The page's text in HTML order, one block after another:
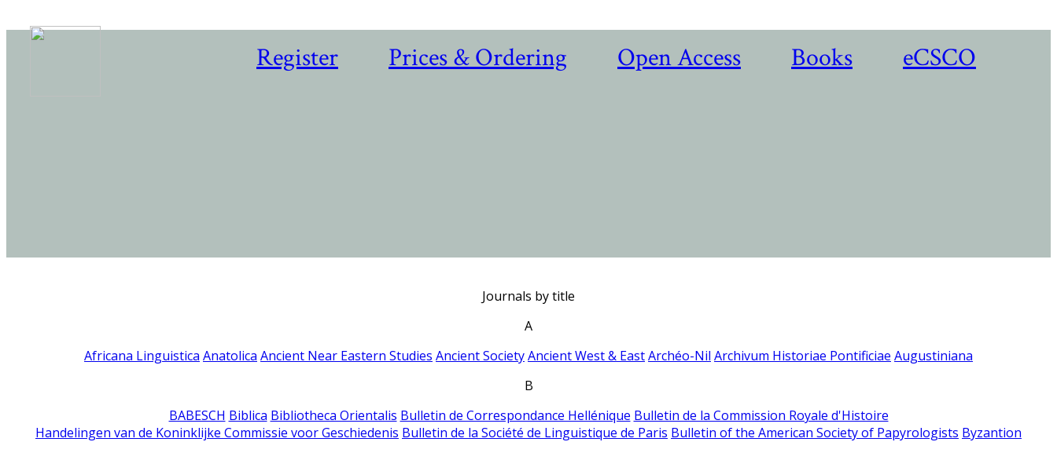
Register Prices & Ordering Open Access Books eCSCO
Journals by title
A
Africana Linguistica Anatolica Ancient Near Eastern Studies Ancient SocietyAncient West & EastArchéo-Nil Archivum Historiae Pontificiae Augustiniana
B
BABESCH Biblica Bibliotheca Orientalis Bulletin de Correspondance Hellénique Bulletin de la Commission Royale d'Histoire
Handelingen van de Koninklijke Commissie voor Geschiedenis Bulletin de la Société de Linguistique de Paris Bulletin of the American Society of Papyrologists Byzantion